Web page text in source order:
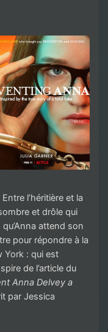
l’héritière et la
et drôle qui
attend son
pour répondre à la
York : qui est
de l’article du
Anna Delvey a
par Jessica